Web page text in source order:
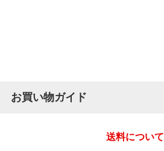
お買い物ガイド
送料について